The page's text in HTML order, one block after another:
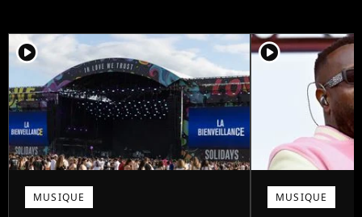
player2
MUSIQUE
player2
MUSIQUE